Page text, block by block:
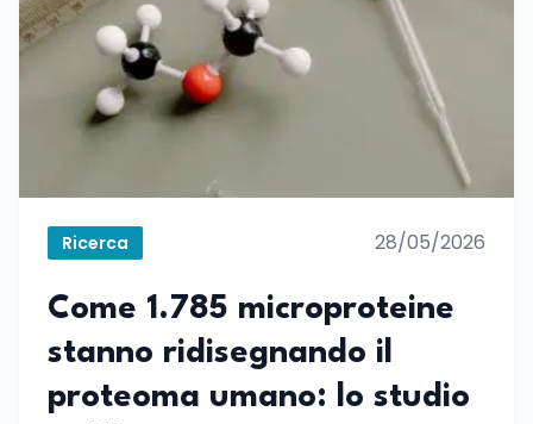
Ricerca 28/05/2026
Come 1.785 microproteine
stanno ridisegnando il
proteoma umano: lo studio